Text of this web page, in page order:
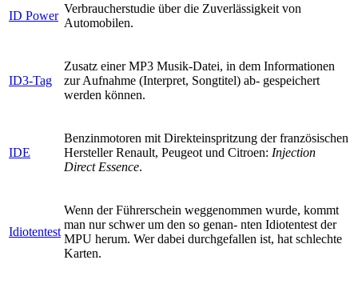
ID Power
Verbraucherstudie über die Zuverlässigkeit von
Automobilen.
ID3-Tag
Zusatz einer MP3 Musik-Datei, in dem Informationen
zur Aufnahme (Interpret, Songtitel) ab- gespeichert
werden können.
IDE
Benzinmotoren mit Direkteinspritzung der französischen
Hersteller Renault, Peugeot und Citroen: Injection
Direct Essence.
Idiotentest
Wenn der Führerschein weggenommen wurde, kommt
man nur schwer um den so genan- nten Idiotentest der
MPU herum. Wer dabei durchgefallen ist, hat schlechte
Karten.